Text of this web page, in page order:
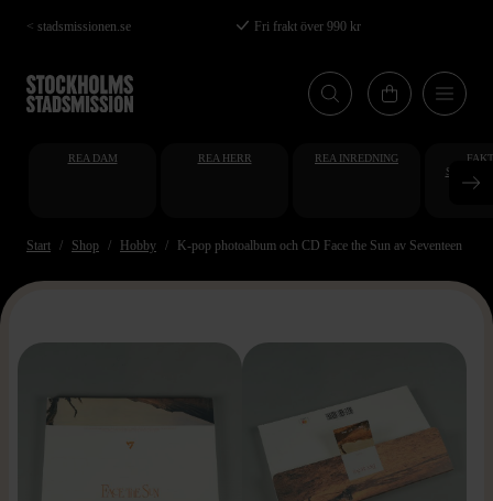
Hoppa
till
huvudinnehåll
< stadsmissionen.se Fri frakt över 990 kr
REA DAM REA HERR REA INREDNING
Start Shop Hobby K-pop photoalbum och CD Face the Sun av Seventeen